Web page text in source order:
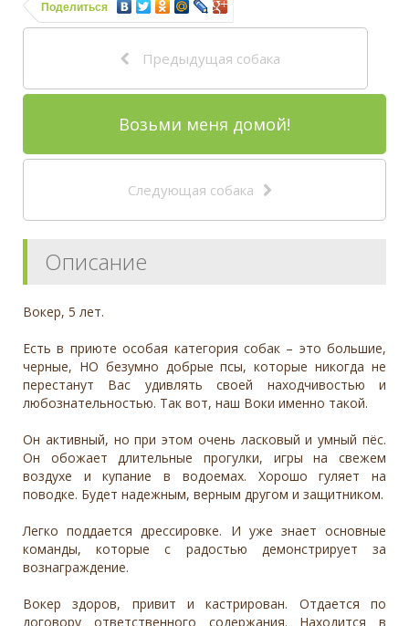
Поделиться
Предыдущая собака
Возьми меня домой!
Следующая собака
Описание
Вокер, 5 лет.
Есть в приюте особая категория собак – это большие,
черные, НО безумно добрые псы, которые никогда не
перестанут Вас удивлять своей находчивостью и
любознательностью. Так вот, наш Воки именно такой.
Он активный, но при этом очень ласковый и умный пёс.
Он обожает длительные прогулки, игры на свежем
воздухе и купание в водоемах. Хорошо гуляет на
поводке. Будет надежным, верным другом и защитником.
Легко поддается дрессировке. И уже знает основные
команды, которые с радостью демонстрирует за
вознаграждение.
Вокер здоров, привит и кастрирован. Отдается по
договору ответственного содержания. Находится в